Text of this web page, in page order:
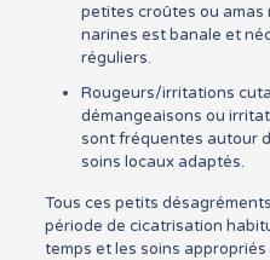
petites croûtes ou amas
narines est banale et
réguliers.
Rougeurs/irritations
démangeaisons ou
sont fréquentes autour
soins locaux adaptés.
Tous ces petits
période de cicatrisation
temps et les soins